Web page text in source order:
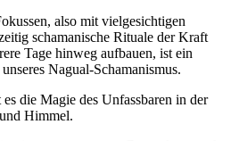
also mit vielgesichtigen
schamanische Rituale der Kraft
Tage hinweg aufbauen, ist ein
Nagual-Schamanismus.
die Magie des Unfassbaren in der
Himmel.